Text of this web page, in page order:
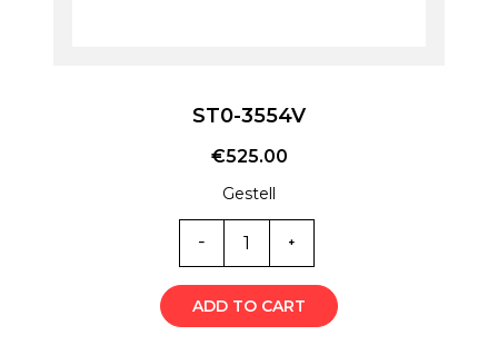
ST0-3554V
€525.00
Gestell
ST0-
3554V
Menge
ADD TO CART